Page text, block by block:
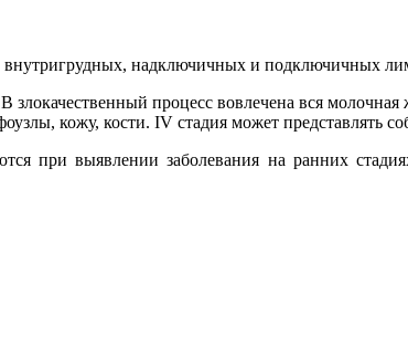
надключичных и подключичных
процесс вовлечена вся молочная
кожу, кости. IV стадия может представлять
при выявлении заболевания на ранних